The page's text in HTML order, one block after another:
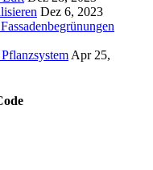
Dez 6, 2023
Apr 25,